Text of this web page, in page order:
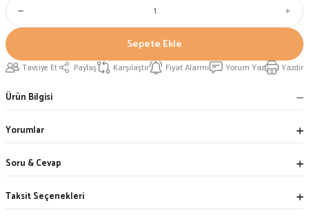
Sepete Ekle
Tavsiye Et Paylaş Karşılaştır Fiyat Alarmı Yorum Yaz Yazdır
Ürün Bilgisi
Yorumlar
Soru & Cevap
Taksit Seçenekleri